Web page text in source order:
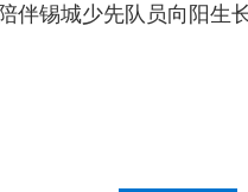
伴锡城少先队员向阳生